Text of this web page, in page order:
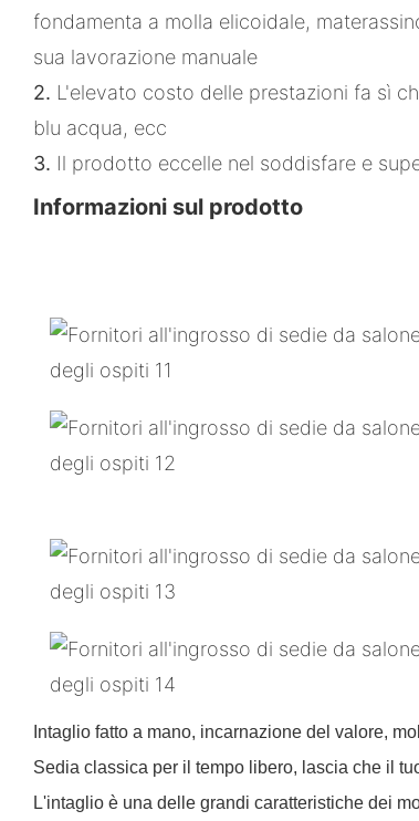
fondamenta a molla elicoidale,
sua lavorazione manuale
2. L'elevato costo delle prestazioni fa sì
blu acqua, ecc
3. Il prodotto eccelle nel soddisfare e
Informazioni sul prodotto
Intaglio fatto a mano, incarnazione del valore,
Sedia classica per il tempo libero, lascia che il
L'intaglio è una delle grandi caratteristiche dei